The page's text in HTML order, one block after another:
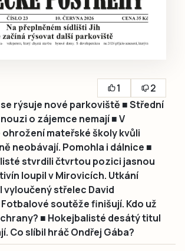
1
2
rýsuje nové parkoviště ■ Střední
o zájemce nemají ■ V
mateřské školy kvůli
neobávají. Pomohla i dálnice ■
stvrdili čtvrtou pozici jasnou
loupil v Mirovicích. Utkání
střelec David
soutěže finišují. Kdo už
■ Hokejbalisté desátý titul
Co slíbil hráč Ondřej Gába?